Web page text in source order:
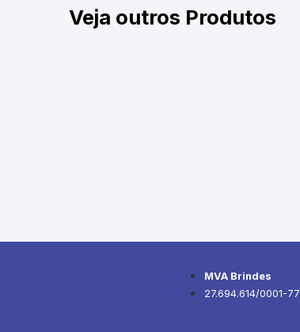
Veja outros Produtos
MVA Brindes
27.694.614/0001-77